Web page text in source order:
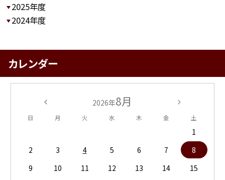
2025年度
2024年度
カレンダー
2026年8月
日 月 火 水 木 金 土
1
2
3 4 5 6 7
8
9
10 11 12 13 14
15